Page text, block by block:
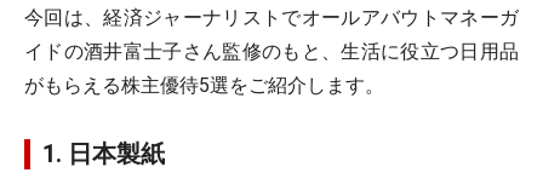
今回は、経済ジャーナリストでオールアバウトマネーガ
イドの酒井富士子さん監修のもと、生活に役立つ日用品
がもらえる株主優待5選をご紹介します。
1. 日本製紙